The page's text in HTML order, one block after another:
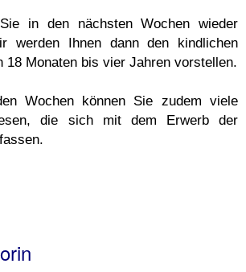
in den nächsten Wochen wieder
werden Ihnen dann den kindlichen
18 Monaten bis vier Jahren vorstellen.
Wochen können Sie zudem viele
die sich mit dem Erwerb der